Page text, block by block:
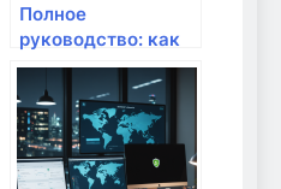
Полное
руководство: как
защитить личные
данные при
взаимодействии с
приложениями
умного дома